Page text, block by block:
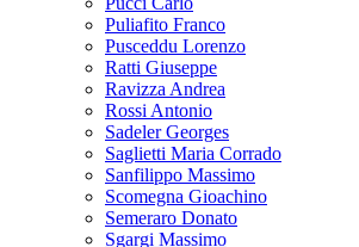
Puliafito Franco
Pusceddu Lorenzo
Ratti Giuseppe
Ravizza Andrea
Rossi Antonio
Sadeler Georges
Saglietti Maria Corrado
Sanfilippo Massimo
Scomegna Gioachino
Semeraro Donato
Sgargi Massimo